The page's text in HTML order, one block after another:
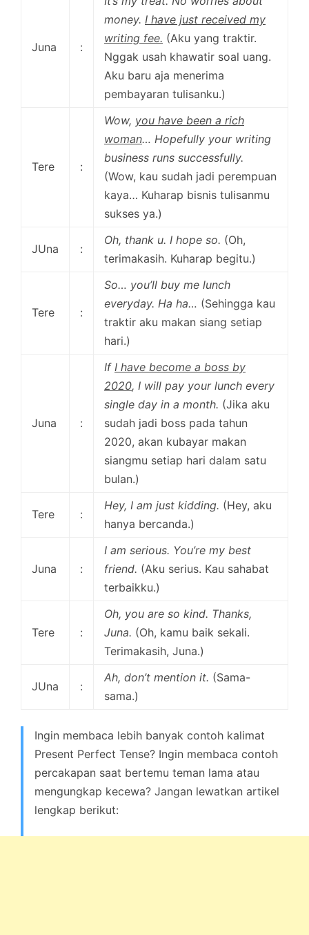
Juna :
money. I have just received my
writing fee. (Aku yang traktir.
Nggak usah khawatir soal uang.
Aku baru aja menerima
pembayaran tulisanku.)
Tere :
Wow, you have been a rich
woman… Hopefully your writing
business runs successfully.
(Wow, kau sudah jadi perempuan
kaya… Kuharap bisnis tulisanmu
sukses ya.)
JUna :
Oh, thank u. I hope so. (Oh,
terimakasih. Kuharap begitu.)
Tere :
So… you’ll buy me lunch
everyday. Ha ha… (Sehingga kau
traktir aku makan siang setiap
hari.)
Juna :
If I have become a boss by
2020, I will pay your lunch every
single day in a month. (Jika aku
sudah jadi boss pada tahun
2020, akan kubayar makan
siangmu setiap hari dalam satu
bulan.)
Tere :
Hey, I am just kidding. (Hey, aku
hanya bercanda.)
Juna :
I am serious. You’re my best
friend. (Aku serius. Kau sahabat
terbaikku.)
Tere :
Oh, you are so kind. Thanks,
Juna. (Oh, kamu baik sekali.
Terimakasih, Juna.)
JUna :
Ah, don’t mention it. (Sama-
sama.)
Ingin membaca lebih banyak contoh kalimat
Present Perfect Tense? Ingin membaca contoh
percakapan saat bertemu teman lama atau
mengungkap kecewa? Jangan lewatkan artikel
lengkap berikut: